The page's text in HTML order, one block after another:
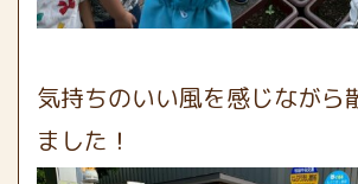
気持ちのいい風を感じながら
ました！